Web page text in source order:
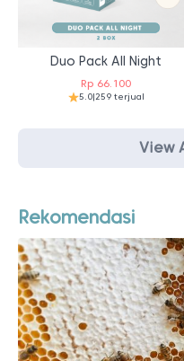
Duo Pack All Night
Rp 66.100
5.0|259 terjual
View
Rekomendasi